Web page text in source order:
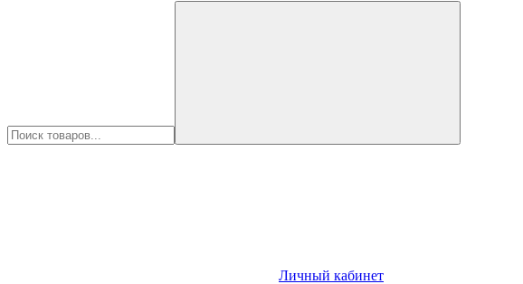
Личный кабинет